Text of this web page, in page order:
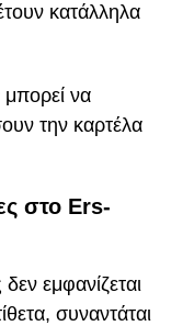
κατάλληλα
να
την καρτέλα
στο Ers-
εμφανίζεται
συναντάται